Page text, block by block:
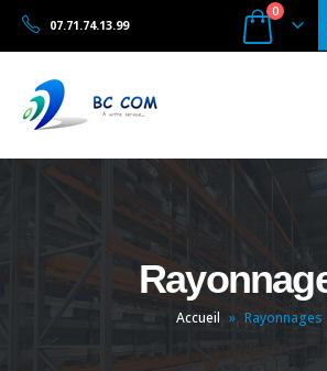
07.71.74.13.99
0
Accueil » Rayonnages